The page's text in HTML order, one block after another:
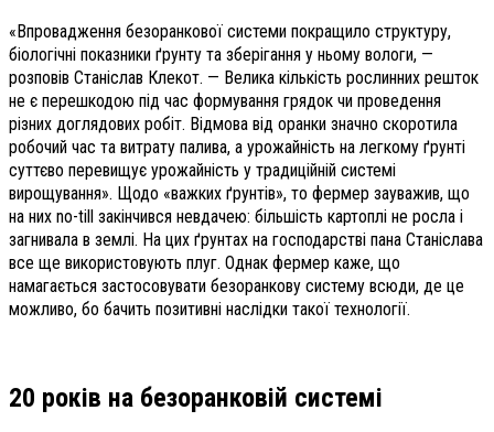
«Впровадження безоранкової системи покращило структуру,
біологічні показники ґрунту та зберігання у ньому вологи, —
розповів Станіслав Клекот. — Велика кількість рослинних решток
не є перешкодою під час формування грядок чи проведення
різних доглядових робіт. Відмова від оранки значно скоротила
робочий час та витрату палива, а урожайність на легкому ґрунті
суттєво перевищує урожайність у традиційній системі
вирощування». Щодо «важких ґрунтів», то фермер зауважив, що
на них no-till закінчився невдачею: більшість картоплі не росла і
загнивала в землі. На цих ґрунтах на господарстві пана Станіслава
все ще використовують плуг. Однак фермер каже, що
намагається застосовувати безоранкову систему всюди, де це
можливо, бо бачить позитивні наслідки такої технології.
20 років на безоранковій системі